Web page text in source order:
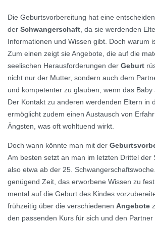
Die Geburtsvorbereitung hat eine
der Schwangerschaft, da sie werdenden
Informationen und Wissen gibt. Doch warum
Zum einen zeigt sie Angebote, die auf die
seelischen Herausforderungen der Geburt
nicht nur der Mutter, sondern auch dem
und kompetenter zu glauben, wenn das Baby
Der Kontakt zu anderen werdenden Eltern in
ermöglicht zudem einen Austausch von
Ängsten, was oft wohltuend wirkt.
Doch wann könnte man mit der
Am besten setzt an man im letzten Drittel der
also etwa ab der 25.
genügend Zeit, das erworbene Wissen zu
mental auf die Geburt des Kindes
frühzeitig über die verschiedenen Angebote
den passenden Kurs für sich und den